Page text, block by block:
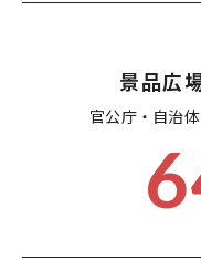
景品広
官公庁・自治